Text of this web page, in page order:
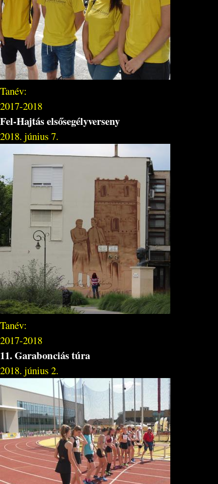
Tanév:
2017-2018
Fel-Hajtás elsősegélyverseny
2018. június 7.
Tanév:
2017-2018
11. Garabonciás túra
2018. június 2.